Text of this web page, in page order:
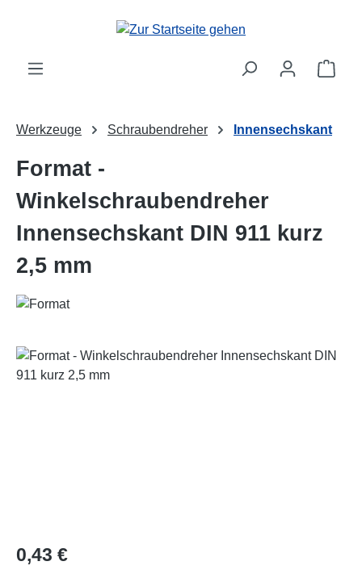
Zum Hauptinhalt springen
Werkzeuge Schraubendreher Innensechskant
Format -
Winkelschraubendreher
Innensechskant DIN 911 kurz
2,5 mm
Bildergalerie überspringen
Regulärer Preis:
0,43 €